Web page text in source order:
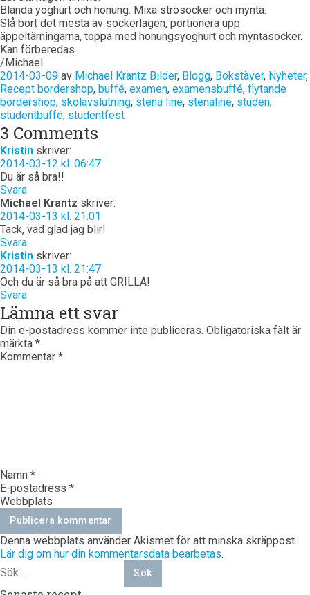
Blanda yoghurt och honung. Mixa strösocker och mynta.
Slå bort det mesta av sockerlagen, portionera upp
äppeltärningarna, toppa med honungsyoghurt och myntasocker.
Kan förberedas.
/Michael
2014-03-09 av Michael Krantz Bilder, Blogg, Bokstäver, Nyheter,
Recept bordershop, buffé, examen, examensbuffé, flytande
bordershop, skolavslutning, stena line, stenaline, studen,
studentbuffé, studentfest
3 Comments
Kristin skriver:
2014-03-12 kl. 06:47
Du är så bra!!
Svara
Michael Krantz skriver:
2014-03-13 kl. 21:01
Tack, vad glad jag blir!
Svara
Kristin skriver:
2014-03-13 kl. 21:47
Och du är så bra på att GRILLA!
Svara
Lämna ett svar
Din e-postadress kommer inte publiceras. Obligatoriska fält är
märkta *
Kommentar *
Namn *
E-postadress *
Webbplats
Denna webbplats använder Akismet för att minska skräppost.
Lär dig om hur din kommentarsdata bearbetas.